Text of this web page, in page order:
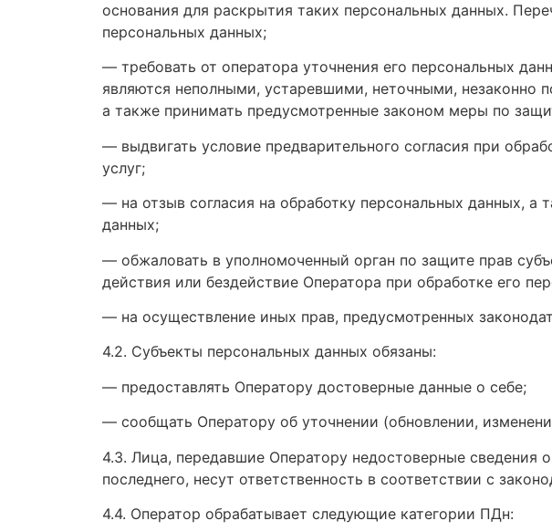
основания для раскрытия таких персональных данных.
персональных данных;
— требовать от оператора уточнения его персональных
являются неполными, устаревшими, неточными, незаконно
а также принимать предусмотренные законом меры по
— выдвигать условие предварительного согласия при
услуг;
— на отзыв согласия на обработку персональных данных, а
данных;
— обжаловать в уполномоченный орган по защите прав
действия или бездействие Оператора при обработке его
— на осуществление иных прав, предусмотренных
4.2. Субъекты персональных данных обязаны:
— предоставлять Оператору достоверные данные о себе;
— сообщать Оператору об уточнении (обновлении,
4.3. Лица, передавшие Оператору недостоверные сведения
последнего, несут ответственность в соответствии с
4.4. Оператор обрабатывает следующие категории ПДн: